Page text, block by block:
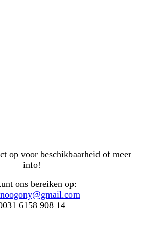
op voor beschikbaarheid of meer
info!
ons bereiken op:
6158 908 14